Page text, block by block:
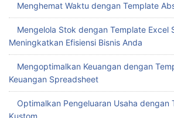
Menghemat Waktu dengan Template
Mengelola Stok dengan Template Excel
Meningkatkan Efisiensi Bisnis Anda
Mengoptimalkan Keuangan dengan
Keuangan Spreadsheet
Optimalkan Pengeluaran Usaha dengan